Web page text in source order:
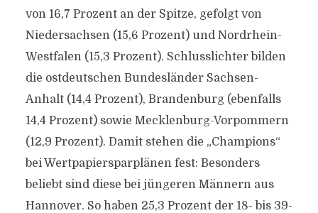
von 16,7 Prozent an der Spitze, gefolgt von
Niedersachsen (15,6 Prozent) und Nordrhein-
Westfalen (15,3 Prozent). Schlusslichter bilden
die ostdeutschen Bundesländer Sachsen-
Anhalt (14,4 Prozent), Brandenburg (ebenfalls
14,4 Prozent) sowie Mecklenburg-Vorpommern
(12,9 Prozent). Damit stehen die „Champions“
bei Wertpapiersparplänen fest: Besonders
beliebt sind diese bei jüngeren Männern aus
Hannover. So haben 25,3 Prozent der 18- bis 39-